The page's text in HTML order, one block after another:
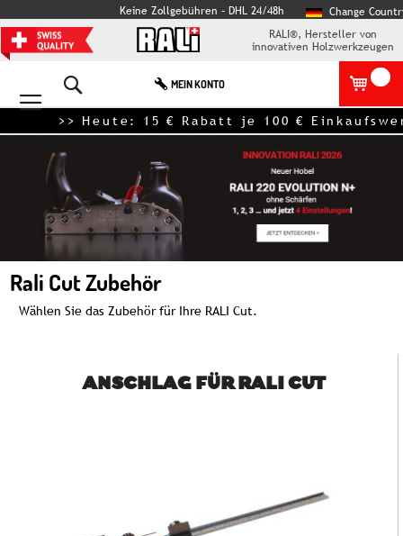
Keine Zollgebühren – DHL 24/48h
Change
RALI®, Hersteller von
innovativen Holzwerkzeugen
MEIN KONTO
>> Heute: 15 € Rabatt je 100 €
Rali Cut Zubehör
Wählen Sie das Zubehör für Ihre RALI Cut.
ANSCHLAG FÜR RALI CUT